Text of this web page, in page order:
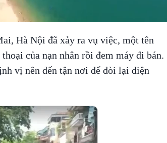
Hà Nội đã xảy ra vụ việc, một tên
của nạn nhân rồi đem máy đi bán.
vị nên đến tận nơi để đòi lại điện